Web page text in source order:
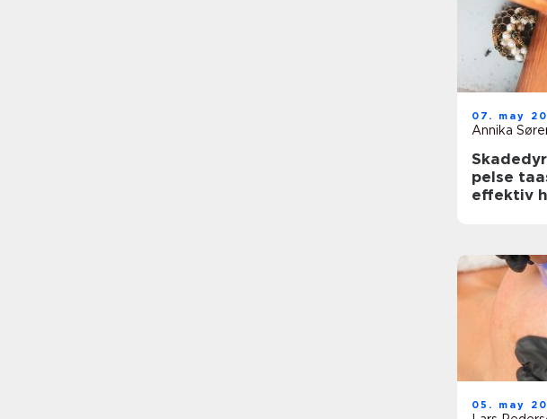
07. may
Annika
pelse
effektiv
05. may